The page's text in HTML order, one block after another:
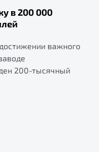
в 200 000
важного
200-тысячный